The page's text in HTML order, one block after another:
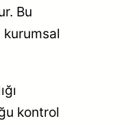
Bu
kontrol